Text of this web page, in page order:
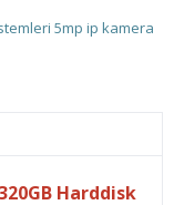
5mp ip kamera
Harddisk